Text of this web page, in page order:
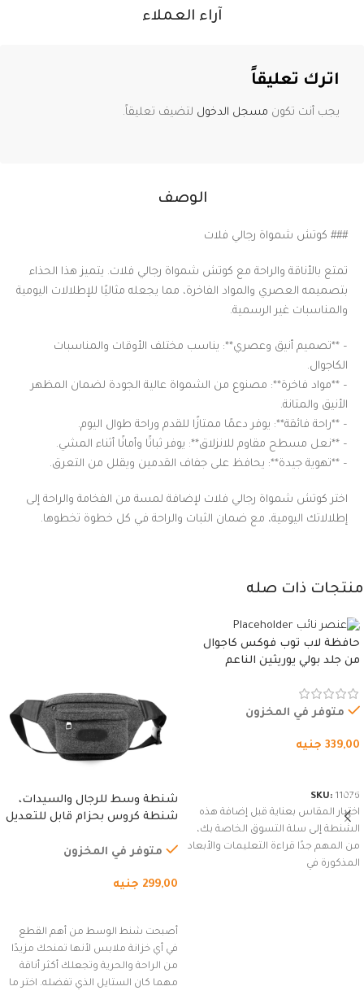
الوصف
### كوتش شمواة رجالي فلات
تمتع بالأناقة والراحة مع كوتش شمواة رجالي فلات. يتميز هذا الحذاء
بتصميمه العصري والمواد الفاخرة، مما يجعله مثاليًا للإطلالات اليومية
والمناسبات غير الرسمية.
– **تصميم أنيق وعصري**: يناسب مختلف الأوقات والمناسبات
الكاجوال.
– **مواد فاخرة**: مصنوع من الشمواة عالية الجودة لضمان المظهر
الأنيق والمتانة.
– **راحة فائقة**: يوفر دعمًا ممتازًا للقدم وراحة طوال اليوم.
– **نعل مسطح مقاوم للانزلاق**: يوفر ثباتًا وأمانًا أثناء المشي.
– **تهوية جيدة**: يحافظ على جفاف القدمين ويقلل من التعرق.
اختر كوتش شمواة رجالي فلات لإضافة لمسة من الفخامة والراحة إلى
إطلالاتك اليومية، مع ضمان الثبات والراحة في كل خطوة تخطوها.
آراء العملاء
اترك تعليقاً
يجب أنت تكون مسجل الدخول لتضيف تعليقاً.
منتجات ذات صله
حافظة لاب توب فوكس كاجوال
من جلد بولي يوريثين الناعم
وسوستة.
متوفر في المخزون
339,00 جنيه
SKU: 11076
اختيار المقاس بعناية قبل إضافة هذه
الشنطة إلى سلة التسوق الخاصة بك،
من المهم جدًا قراءة التعليمات والأبعاد
المذكورة في
شنطة وسط للرجال والسيدات،
شنطة كروس بحزام قابل للتعديل
السفر، الجري العادي، المشي
(رمادي)
متوفر في المخزون
299,00 جنيه
أصبحت شنط الوسط من أهم القطع
في أي خزانة ملابس لأنها تمنحك مزيدًا
من الراحة والحرية وتجعلك أكثر أناقة
مهما كان الستايل الذي تفضله. اختر ما